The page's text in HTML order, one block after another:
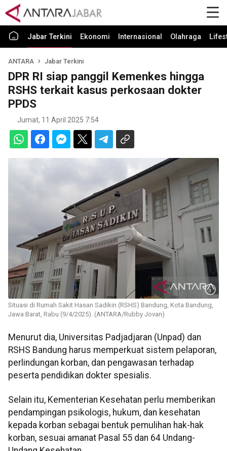
Jabar Terkini Ekonomi Internasional Olahraga
ANTARA Jabar Terkini
DPR RI siap panggil Kemenkes hingga
RSHS terkait kasus perkosaan dokter
PPDS
Jumat, 11 April 2025 7:54
Situasi di Rumah Sakit Hasan Sadikin (RSHS) Bandung, Kota Bandung,
Jawa Barat, Rabu (9/4/2025). (ANTARA/Rubby Jovan)
Menurut dia, Universitas Padjadjaran (Unpad) dan
RSHS Bandung harus memperkuat sistem pelaporan,
perlindungan korban, dan pengawasan terhadap
peserta pendidikan dokter spesialis.
Selain itu, Kementerian Kesehatan perlu memberikan
pendampingan psikologis, hukum, dan kesehatan
kepada korban sebagai bentuk pemulihan hak-hak
korban, sesuai amanat Pasal 55 dan 64 Undang-